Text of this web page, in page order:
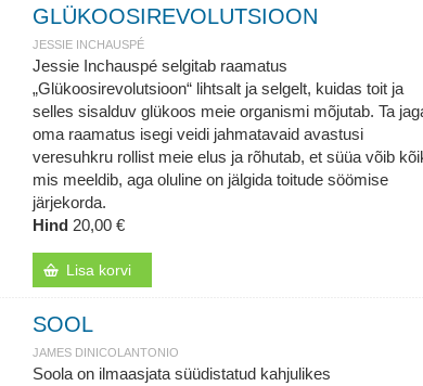
GLÜKOOSIREVOLUTSIOON
JESSIE INCHAUSPÉ
Jessie Inchauspé selgitab raamatus
„Glükoosirevolutsioon“ lihtsalt ja selgelt, kuidas toit ja
selles sisalduv glükoos meie organismi mõjutab. Ta
oma raamatus isegi veidi jahmatavaid avastusi
veresuhkru rollist meie elus ja rõhutab, et süüa võib
mis meeldib, aga oluline on jälgida toitude söömise
järjekorda.
Hind 20,00 €
Lisa korvi
SOOL
JAMES DINICOLANTONIO
Soola on ilmaasjata süüdistatud kahjulikes